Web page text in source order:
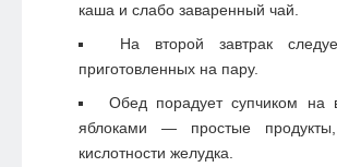
каша и слабо заваренный чай.
На второй завтрак
приготовленных на пару.
Обед порадует супчиком
яблоками — простые
кислотности желудка.